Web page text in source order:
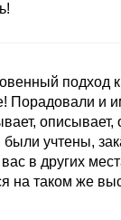
подход
Порадовали и
описывает,
учтены,
в других
на таком же